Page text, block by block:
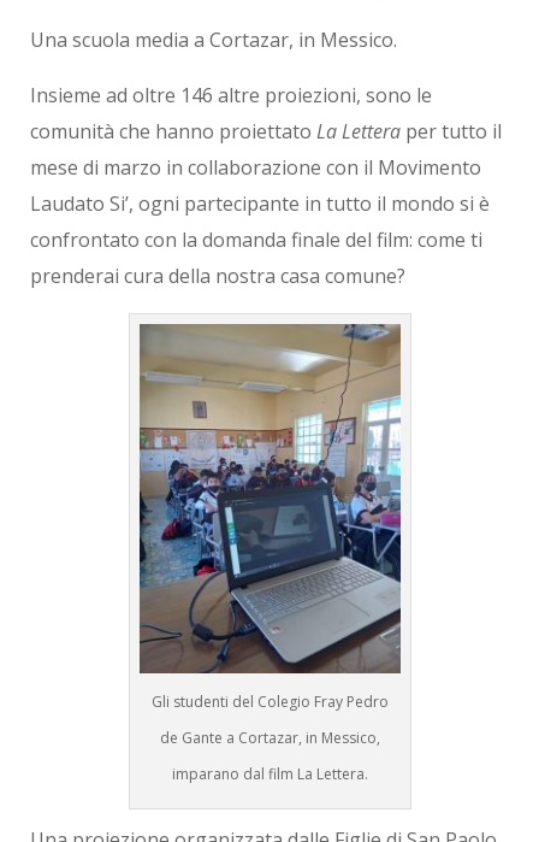
Una scuola media a Cortazar, in Messico.
Insieme ad oltre 146 altre proiezioni, sono le
comunità che hanno proiettato La Lettera per tutto il
mese di marzo in collaborazione con il Movimento
Laudato Si’, ogni partecipante in tutto il mondo si è
confrontato con la domanda finale del film: come ti
prenderai cura della nostra casa comune?
Gli studenti del Colegio Fray Pedro
de Gante a Cortazar, in Messico,
imparano dal film La Lettera.